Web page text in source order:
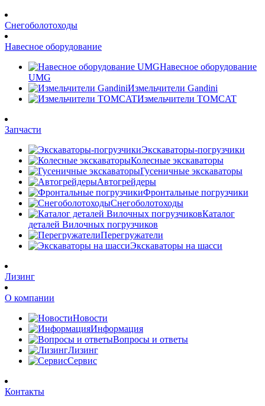
Снегоболотоходы
Навесное оборудование
Навесное оборудование
UMG
Измельчители Gandini
Измельчители TOMCAT
Запчасти
Экскаваторы-погрузчики
Колесные экскаваторы
Гусеничные экскаваторы
Автогрейдеры
Фронтальные погрузчики
Снегоболотоходы
Каталог
деталей Вилочных погрузчиков
Перегружатели
Экскаваторы на шасси
Лизинг
О компании
Новости
Информация
Вопросы и ответы
Лизинг
Сервис
Контакты